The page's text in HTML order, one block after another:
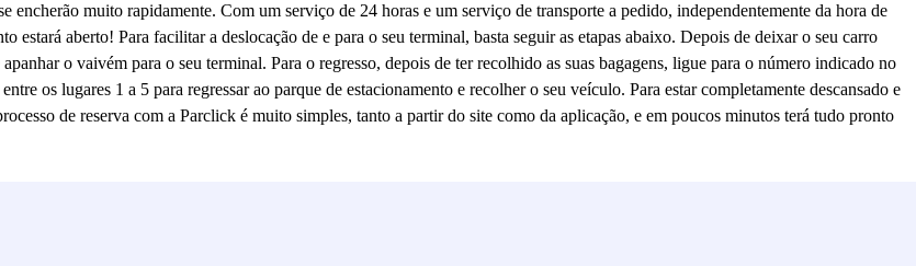
muito rapidamente. Com um serviço de 24 horas e um serviço de transporte a pedido, independentemente da hora de
aberto! Para facilitar a deslocação de e para o seu terminal, basta seguir as etapas abaixo. Depois de deixar o seu carro
o vaivém para o seu terminal. Para o regresso, depois de ter recolhido as suas bagagens, ligue para o número indicado no
os lugares 1 a 5 para regressar ao parque de estacionamento e recolher o seu veículo. Para estar completamente descansado e
de reserva com a Parclick é muito simples, tanto a partir do site como da aplicação, e em poucos minutos terá tudo pronto